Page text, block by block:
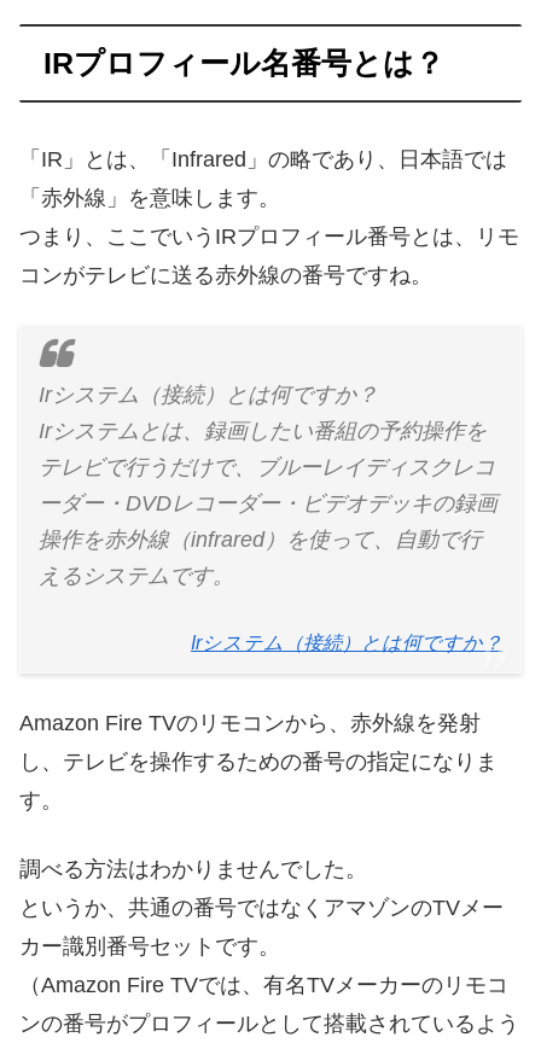
IRプロフィール名番号とは？
「IR」とは、「Infrared」の略であり、日本語では
「赤外線」を意味します。
つまり、ここでいうIRプロフィール番号とは、リモ
コンがテレビに送る赤外線の番号ですね。
Irシステム（接続）とは何ですか？
Irシステムとは、録画したい番組の予約操作を
テレビで行うだけで、ブルーレイディスクレコ
ーダー・DVDレコーダー・ビデオデッキの録画
操作を赤外線（infrared）を使って、自動で行
えるシステムです。
Irシステム（接続）とは何ですか？
Amazon Fire TVのリモコンから、赤外線を発射
し、テレビを操作するための番号の指定になりま
す。
調べる方法はわかりませんでした。
というか、共通の番号ではなくアマゾンのTVメー
カー識別番号セットです。
（Amazon Fire TVでは、有名TVメーカーのリモコ
ンの番号がプロフィールとして搭載されているよう